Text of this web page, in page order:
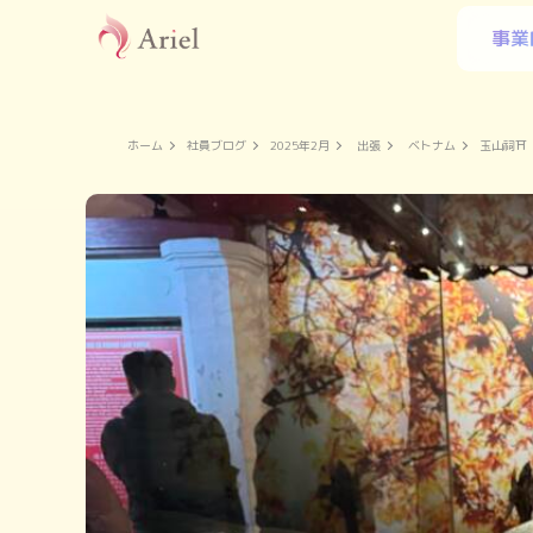
事
ホーム 社員ブログ 2025年2月 出張 ベトナム 玉山祠⛩